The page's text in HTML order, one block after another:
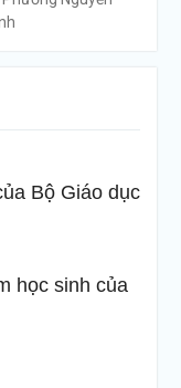
Bộ Giáo dục
học sinh của